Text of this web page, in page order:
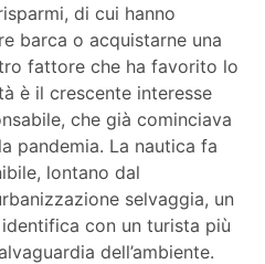
di cui hanno
barca o acquistarne una
fattore che ha favorito lo
è il crescente interesse
che già cominciava
pandemia. La nautica fa
lontano dal
selvaggia, un
con un turista più
dell’ambiente.